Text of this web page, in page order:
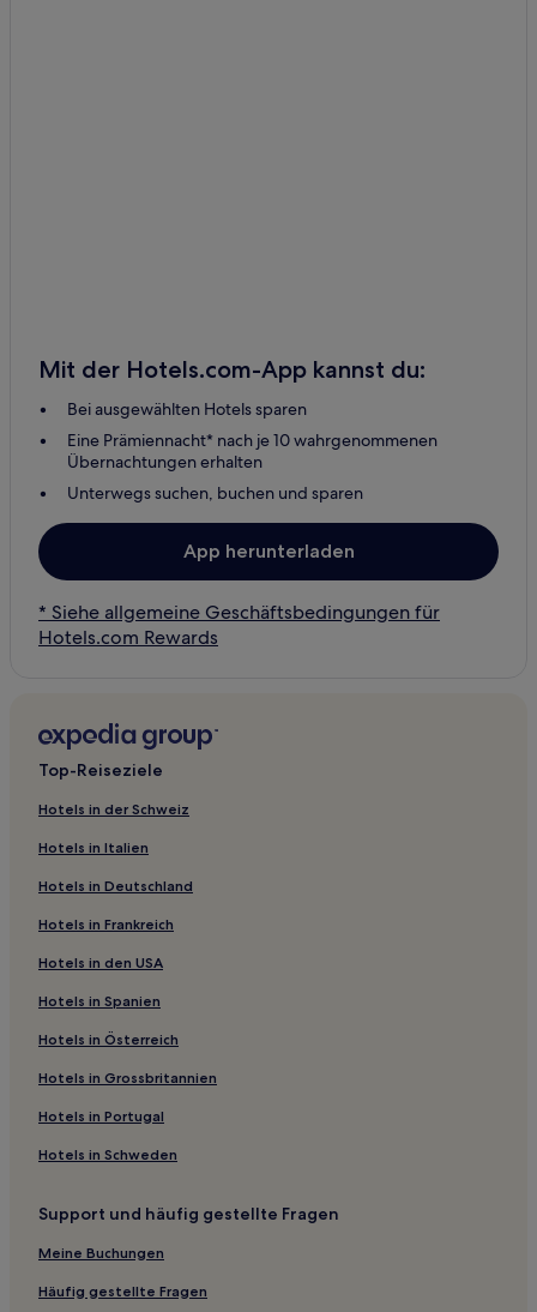
Mit der Hotels.com-App kannst du:
Bei ausgewählten Hotels sparen
Eine Prämiennacht* nach je 10 wahrgenommenen
Übernachtungen erhalten
Unterwegs suchen, buchen und sparen
App herunterladen
* Siehe allgemeine Geschäftsbedingungen für
Hotels.com Rewards
Top-Reiseziele
Hotels in der Schweiz
Hotels in Italien
Hotels in Deutschland
Hotels in Frankreich
Hotels in den USA
Hotels in Spanien
Hotels in Österreich
Hotels in Grossbritannien
Hotels in Portugal
Hotels in Schweden
Support und häufig gestellte Fragen
Meine Buchungen
Häufig gestellte Fragen